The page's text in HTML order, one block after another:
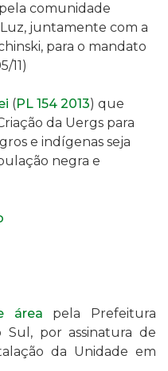
pela comunidade
juntamente com a
para o mandato
11)
(PL 154 2013) que
da Uergs para
e indígenas seja
negra e
área pela Prefeitura
Sul, por assinatura de
da Unidade em